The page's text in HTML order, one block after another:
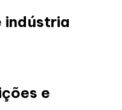
indústria
e